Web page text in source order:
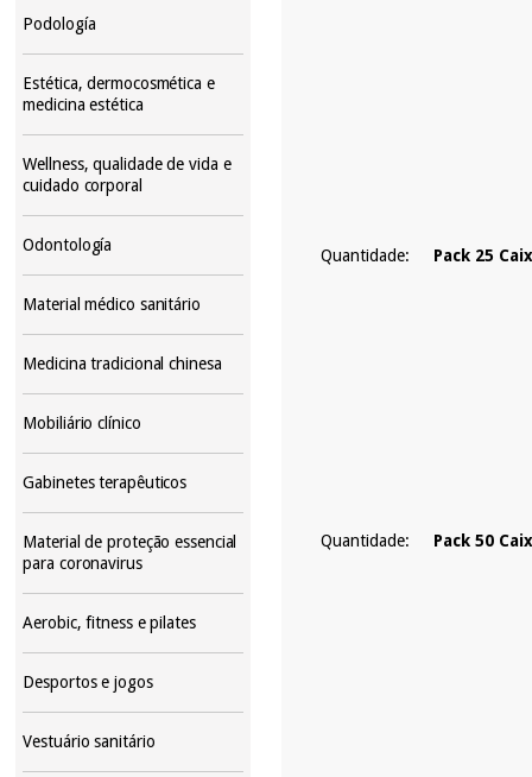
Podología
Estética, dermocosmética e
medicina estética
Wellness, qualidade de vida e
cuidado corporal
Odontología
Material médico sanitário
Medicina tradicional chinesa
Mobiliário clínico
Gabinetes terapêuticos
Material de proteção essencial
para coronavirus
Aerobic, fitness e pilates
Desportos e jogos
Vestuário sanitário
Quantidade: Pack 25
Quantidade: Pack 50